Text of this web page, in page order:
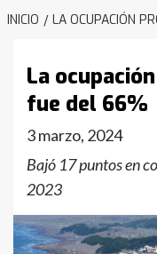
INICIO LA OCUPACIÓN
La
fue del 66%
3 marzo, 2024
Bajó 17 puntos en
2023